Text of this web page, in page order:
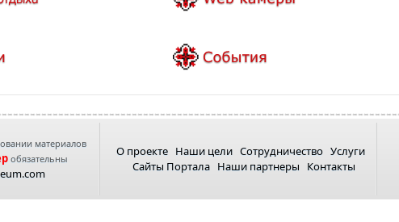
материалов
обязательны
О проекте Наши цели Сотрудничество Услуги
Сайты Портала Наши партнеры Контакты